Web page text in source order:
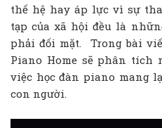
thế hệ hay áp lực vì sự
tạp của xã hội đều là
phải đối mặt. Trong bài
Piano Home sẽ phân
việc học đàn piano mang
con người.